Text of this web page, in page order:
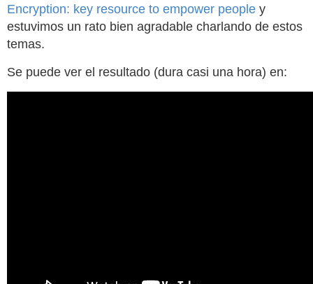
Encryption: key resource to empower people y
estuvimos un rato bien agradable charlando de estos
temas.
Se puede ver el resultado (dura casi una hora) en: